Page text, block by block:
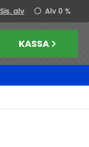
Alv 0 %
Sis. alv
KASSA